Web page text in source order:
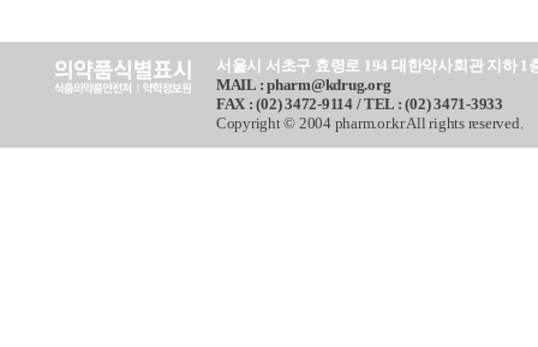
서울시 서초구 효령로 194 대한약사회관 지하 1
MAIL : pharm@kdrug.org
FAX : (02) 3472-9114 / TEL : (02) 3471-3933
Copyright © 2004 pharm.or.kr All rights reserved.